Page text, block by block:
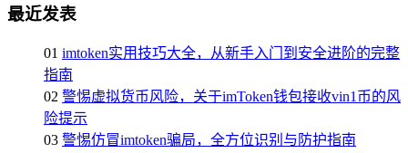
最近发表
01 imtoken实用技巧大全，从新手入门到安全进阶的完整
指南
02 警惕虚拟货币风险，关于imToken钱包接收vin1币的风
险提示
03 警惕仿冒imtoken骗局，全方位识别与防护指南